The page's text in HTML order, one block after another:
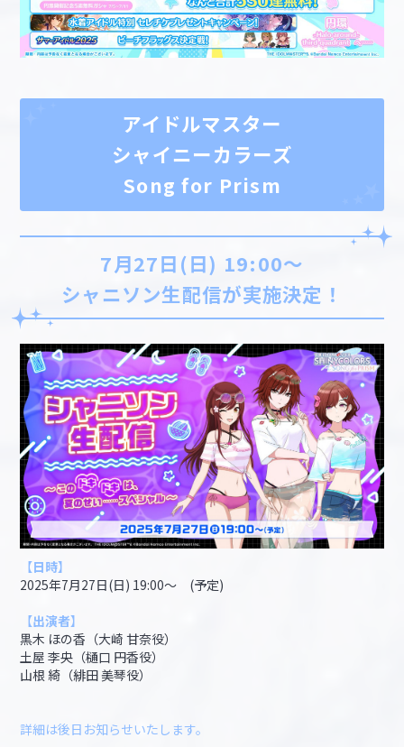
アイドルマスター
シャイニーカラーズ
Song for Prism
7月27日(日) 19:00～
シャニソン生配信が実施決定！
【日時】
2025年7月27日(日) 19:00～ (予定)
【出演者】
黒木 ほの香（大崎 甘奈役）
土屋 李央（樋口 円香役）
山根 綺（緋田 美琴役）
詳細は後日お知らせいたします。